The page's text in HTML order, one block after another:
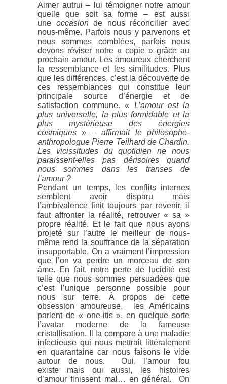
Aimer autrui – lui témoigner notre amour
quelle que soit sa forme – est aussi
une occasionde nous réconcilier avec
nous-même. Parfois nous y parvenons et
nous sommes comblées, parfois nous
devons réviser notre « copie » grâce au
prochain amour. Les amoureux cherchent
la ressemblance et les similitudes. Plus
que les différences, c’est la découverte de
ces ressemblances qui constitue leur
principale source d’énergie et de
satisfaction commune. « L’amour est la
plus universelle, la plus formidable et la
plus mystérieuse des énergies
cosmiques » – affirmait le philosophe-
anthropologue Pierre Teilhard de Chardin.
Les vicissitudes du quotidien ne nous
paraissent-elles pas dérisoires quand
nous sommes dans les transes de
l’amour ?
Pendant un temps, les conflits internes
semblent avoir disparu mais
l’ambivalence finit toujours par revenir, il
faut affronter la réalité, retrouver « sa »
propre réalité. Et le fait que nous ayons
projeté sur l’autre le meilleur de nous-
même rend la souffrance de la séparation
insupportable. On a vraiment l’impression
que l’on va perdre un morceau de son
âme. En fait, notre perte de lucidité est
telle que nous sommes persuadées que
c’est l’unique personne possible pour
nous sur terre. À propos de cette
obsession amoureuse, les Américains
parlent de « one-itis », en quelque sorte
l’avatar moderne de la fameuse
cristallisation. Il la compare à une maladie
infectieuse qui nous mettrait littéralement
en quarantaine car nous faisons le vide
autour de nous. Oui, l’amour fou
existe mais oui aussi, les histoires
d’amour finissent mal… en général. On